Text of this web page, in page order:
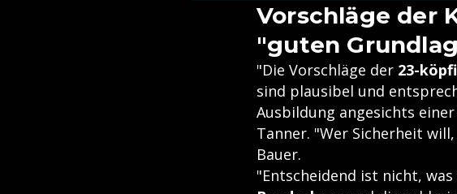
Vorschläge der
"guten
"Die Vorschläge der 23-
sind plausibel und
Ausbildung angesichts
Tanner. "Wer Sicherheit
Bauer.
"Entscheidend ist nicht,